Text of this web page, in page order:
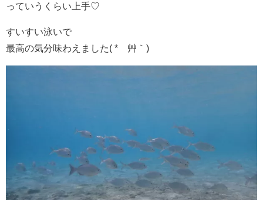
っていうくらい上手♡
すいすい泳いで
最高の気分味わえました( *´艸｀)